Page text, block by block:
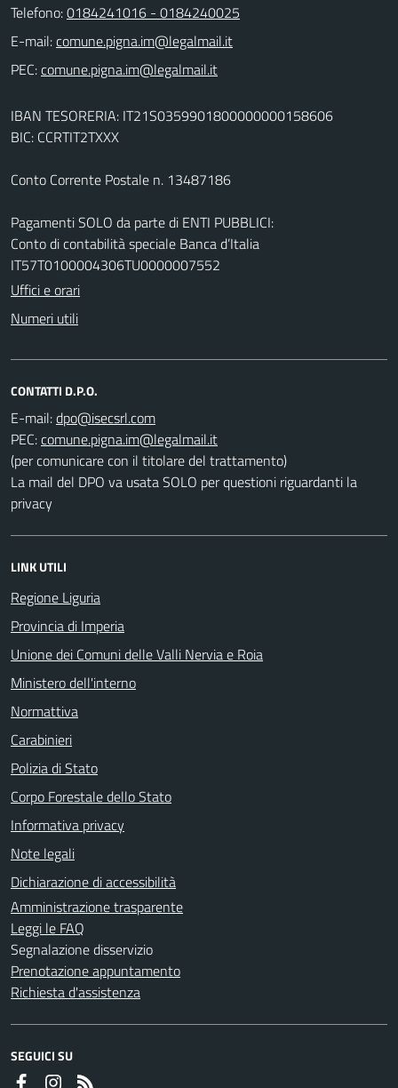
Telefono:0184241016 - 0184240025
E-mail:
PEC:
IBAN TESORERIA: IT21S0359901800000000158606
BIC: CCRTIT2TXXX
Conto Corrente Postale n. 13487186
Pagamenti SOLO da parte di ENTI PUBBLICI:
Conto di contabilità speciale Banca d’Italia
IT57T0100004306TU0000007552
Uffici e orari
Numeri utili
CONTATTI D.P.O.
E-mail:
PEC:
(per comunicare con il titolare del trattamento)
La mail del DPO va usata SOLO per questioni riguardanti la
privacy
LINK UTILI
Regione Liguria
Provincia di Imperia
Unione dei Comuni delle Valli Nervia e Roia
Ministero dell'interno
Normattiva
Carabinieri
Polizia di Stato
Corpo Forestale dello Stato
Informativa privacy
Note legali
Dichiarazione di accessibilità
Amministrazione trasparente
Leggi le FAQ
Segnalazione disservizio
Prenotazione appuntamento
Richiesta d'assistenza
SEGUICI SU